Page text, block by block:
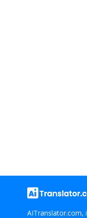
AITranslator.com,